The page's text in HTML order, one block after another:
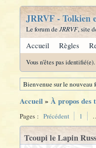
JRRVF - Tolkien
Le forum deJRRVF, site
Accueil Règles
Vous n'êtes pas identifié(e).
Bienvenue sur le nouveau
Accueil» À propos des
Pages : Précédent 1
Tcoupi le Lapin